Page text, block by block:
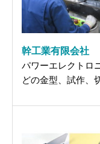
幹工業有限会社
パワーエレクトロ
どの金型、試作、